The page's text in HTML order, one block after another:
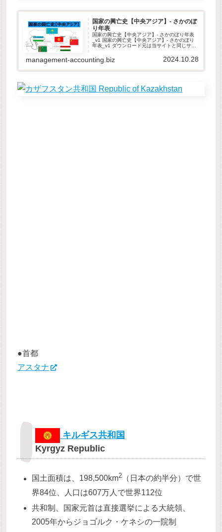
国家の興亡史【中央アジア】- さかのぼ
り年表
国家の興亡史【中央アジア】- さかのぼり年表
_v1 国家の興亡史【中央アジア】- さかのぼり
年表_v1 ダウンロード元は当サイトと同じサー
ィ規則に則って運営されています。ダウンロー
ドしたファイルは...
management-accounting.biz 2024.10.28
●首都
アスタナ
キルギス共和国
Kyrgyz Republic
国土面積は、198,500km2 （日本の約半分）で世
界84位、人口は607万人で世界112位
共和制、国家元首は直接選挙による大統領、
2005年からジョゴルク・ケネシの一院制